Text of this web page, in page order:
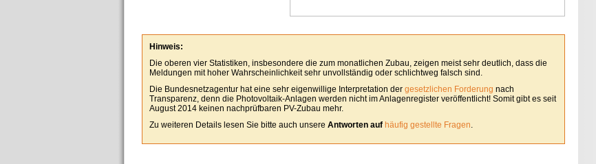
Hinweis:
Die oberen vier Statistiken, insbesondere die zum monatlichen Zubau, zeigen meist sehr deutlich, dass die
Meldungen mit hoher Wahrscheinlichkeit sehr unvollständig oder schlichtweg falsch sind.
Die Bundesnetzagentur hat eine sehr eigenwillige Interpretation der gesetzlichen Forderung nach
Transparenz, denn die Photovoltaik-Anlagen werden nicht im Anlagenregister veröffentlicht! Somit gibt es seit
August 2014 keinen nachprüfbaren PV-Zubau mehr.
Zu weiteren Details lesen Sie bitte auch unsere Antworten auf häufig gestellte Fragen.